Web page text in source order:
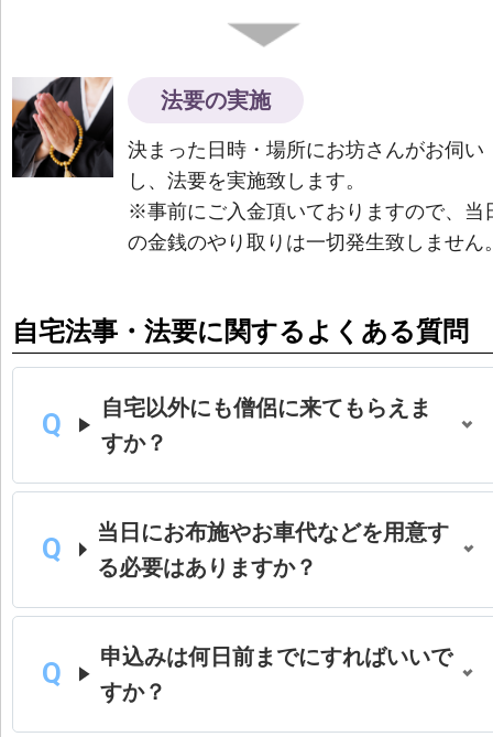
法要の実施
決まった日時・場所にお坊さんがお伺い
し、法要を実施致します。
※事前にご入金頂いておりますので、当
の金銭のやり取りは一切発生致しません
自宅法事・法要に関するよくある質問
自宅以外にも僧侶に来てもらえま
すか？
当日にお布施やお車代などを用意す
る必要はありますか？
申込みは何日前までにすればいいで
すか？